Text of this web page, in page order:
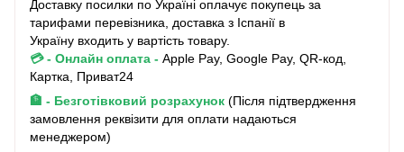
Доставку посилки по Україні оплачує покупець за
тарифами перевізника, доставка з Іспанії в
Україну входить у вартість товару.
💳 - Онлайн оплата - Apple Pay, Google Pay, QR-код,
Картка, Приват24
🏦 - Безготівковий розрахунок (Після підтвердження
замовлення реквізити для оплати надаються
менеджером)